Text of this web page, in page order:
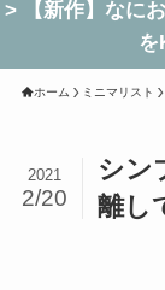
> 【新作】なに
ホーム ミニマリスト
シン
離し
2021
2/20